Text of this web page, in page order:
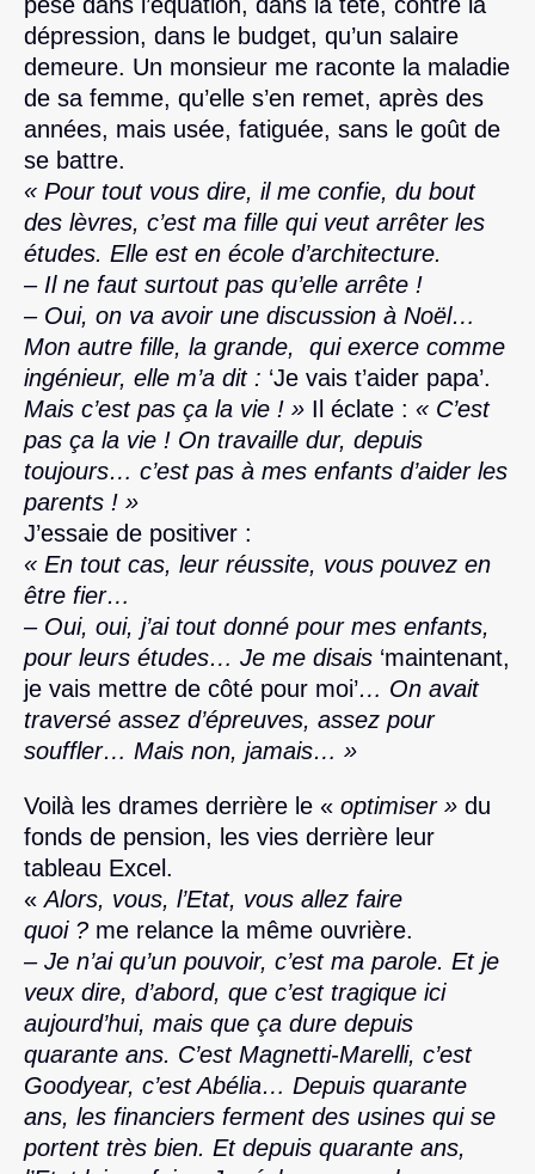
dépression, dans le budget, qu’un salaire
demeure. Un monsieur me raconte la maladie
de sa femme, qu’elle s’en remet, après des
années, mais usée, fatiguée, sans le goût de
se battre.
« Pour tout vous dire, il me confie, du bout
des lèvres, c’est ma fille qui veut arrêter les
études. Elle est en école d’architecture.
– Il ne faut surtout pas qu’elle arrête !
– Oui, on va avoir une discussion à Noël…
Mon autre fille, la grande, qui exerce comme
ingénieur, elle m’a dit : ‘Je vais t’aider papa’.
Mais c’est pas ça la vie ! » Il éclate : « C’est
pas ça la vie ! On travaille dur, depuis
toujours… c’est pas à mes enfants d’aider les
parents ! »
J’essaie de positiver :
« En tout cas, leur réussite, vous pouvez en
être fier…
– Oui, oui, j’ai tout donné pour mes enfants,
pour leurs études… Je me disais ‘maintenant,
je vais mettre de côté pour moi’… On avait
traversé assez d’épreuves, assez pour
souffler… Mais non, jamais… »
Voilà les drames derrière le « optimiser » du
fonds de pension, les vies derrière leur
tableau Excel.
« Alors, vous, l’Etat, vous allez faire
quoi ? me relance la même ouvrière.
– Je n’ai qu’un pouvoir, c’est ma parole. Et je
veux dire, d’abord, que c’est tragique ici
aujourd’hui, mais que ça dure depuis
quarante ans. C’est Magnetti-Marelli, c’est
Goodyear, c’est Abélia… Depuis quarante
ans, les financiers ferment des usines qui se
portent très bien. Et depuis quarante ans,